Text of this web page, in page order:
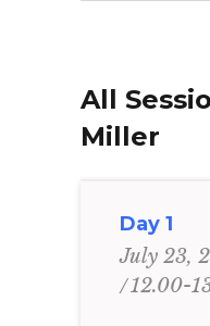
All
Miller
Day 1
July 23,
12.00-